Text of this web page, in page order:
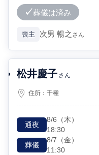
葬儀は済み
喪主 次男 暢之 さん
松井慶子 さん
住所：千種
通夜
8/6 （木）
18:30
葬儀
8/7 （金）
11:30